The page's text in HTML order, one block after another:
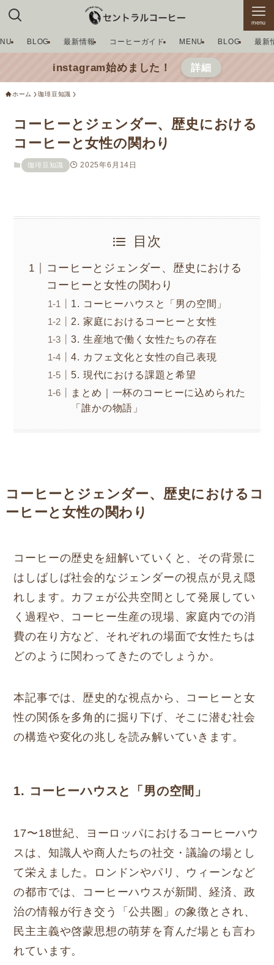
menu
BLOG 最新情報 コーヒーガイド MENU BLOG 最新
instagram始めました！ 詳細
ホーム 珈琲豆知識
コーヒーとジェンダー、歴史における
コーヒーと女性の関わり
珈琲豆知識 2025年6月14日
目次
コーヒーとジェンダー、歴史における
コーヒーと女性の関わり
1. コーヒーハウスと「男の空間」
2. 家庭におけるコーヒーと女性
3. 生産地で働く女性たちの存在
4. カフェ文化と女性の自己表現
5. 現代における課題と希望
まとめ｜一杯のコーヒーに込められた
「誰かの物語」
コーヒーとジェンダー、歴史におけるコ
ーヒーと女性の関わり
コーヒーの歴史を紐解いていくと、その背景に
はしばしば社会的なジェンダーの視点が見え隠
れします。カフェが公共空間として発展してい
く過程や、コーヒー生産の現場、家庭内での消
費の在り方など、それぞれの場面で女性たちは
どのように関わってきたのでしょうか。
本記事では、歴史的な視点から、コーヒーと女
性の関係を多角的に掘り下げ、そこに潜む社会
の構造や変化の兆しを読み解いていきます。
1. コーヒーハウスと「男の空間」
17〜18世紀、ヨーロッパにおけるコーヒーハウ
スは、知識人や商人たちの社交・議論の場とし
て栄えました。ロンドンやパリ、ウィーンなど
の都市では、コーヒーハウスが新聞、経済、政
治の情報が行き交う「公共圏」の象徴とされ、
民主主義や啓蒙思想の萌芽を育んだ場とも言わ
れています。